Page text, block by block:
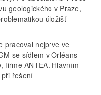
geologického v Praze,
úložišť
pracoval nejprve ve
se sídlem v Orléans
firmě ANTEA. Hlavním
řešení